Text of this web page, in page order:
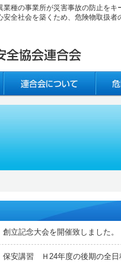
種の事業所が災害事故の防止を
全社会を築くため、危険物取扱
創立記念大会を開催致しました。
保安講習 Ｈ24年度の後期の全日